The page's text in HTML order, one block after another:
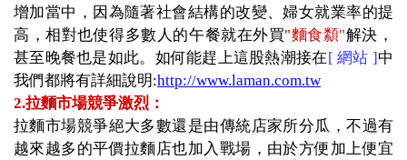
增加當中，因為隨著社會結構的改變、婦女就業率的提
高，相對也使得多數人的午餐就在外買"麵食纇"解決，
甚至晚餐也是如此。如何能趕上這股熱潮接在 [ 網站 ] 中
我們都將有詳細說明:http://www.laman.com.tw
2.拉麵市場競爭激烈 ：
拉麵市場競爭絕大多數還是由傳統店家所分瓜，不過有
越來越多的平價拉麵店也加入戰場，由於方便加上便宜